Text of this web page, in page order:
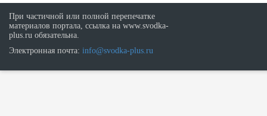
При частичной или полной перепечатке
материалов портала, ссылка на www.svodka-
plus.ru обязательна.
Электронная почта: info@svodka-plus.ru